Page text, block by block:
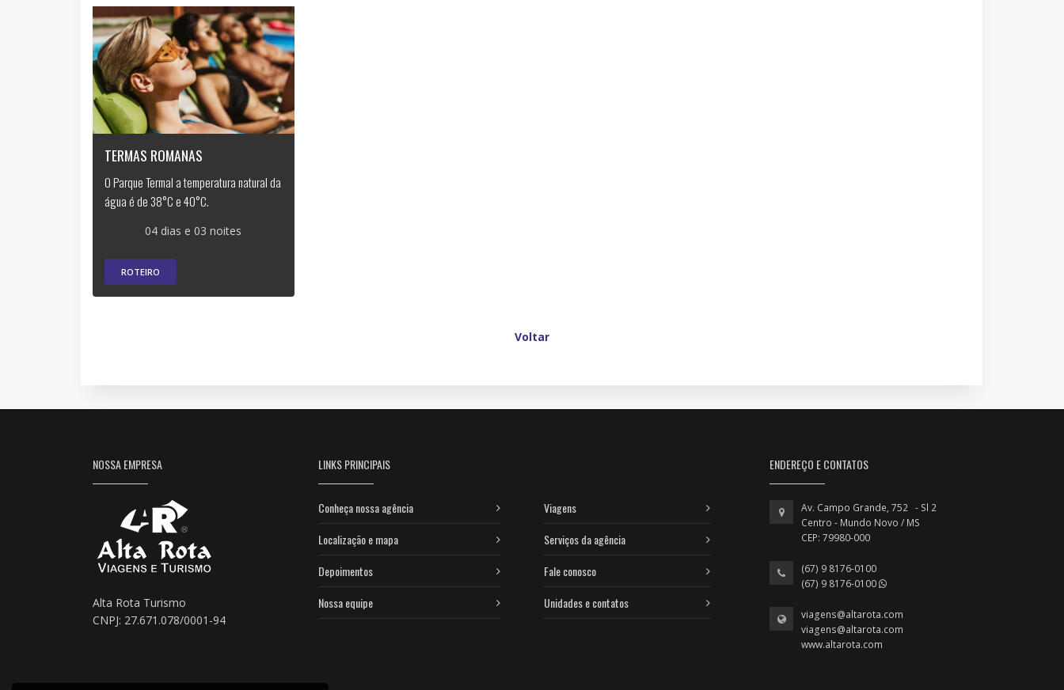
TERMAS ROMANAS
O Parque Termal a temperatura natural da
água é de 38°C e 40°C.
04 dias e 03 noites
ROTEIRO
Voltar
NOSSA EMPRESA
Alta Rota Turismo
CNPJ: 27.671.078/0001-94
LINKS PRINCIPAIS
Conheça nossa agência
Localização e mapa
Depoimentos
Nossa equipe
Viagens
Serviços da agência
Fale conosco
Unidades e contatos
ENDEREÇO E CONTATOS
Av. Campo Grande, 752 - Sl 2
Centro - Mundo Novo / MS
CEP: 79980-000
(67) 9 8176-0100
(67) 9 8176-0100
viagens@altarota.com
viagens@altarota.com
www.altarota.com